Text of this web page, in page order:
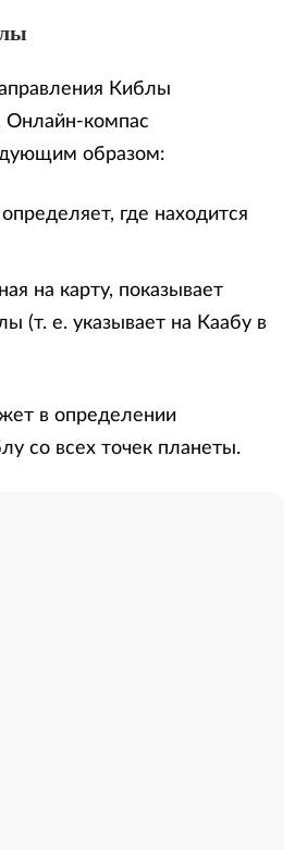
Киблы
Онлайн-компас
образом:
где находится
на карту, показывает
(т. е. указывает на Каабу в
в определении
со всех точек планеты.